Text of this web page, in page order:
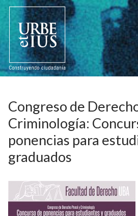
Ir
al
contenido
Congreso de
Criminología:
ponencias para
graduados